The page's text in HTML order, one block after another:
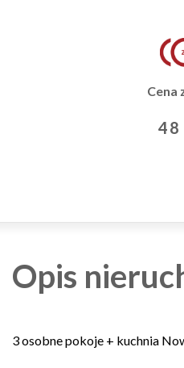
Cena
48
Opis
3 osobne pokoje + kuchnia